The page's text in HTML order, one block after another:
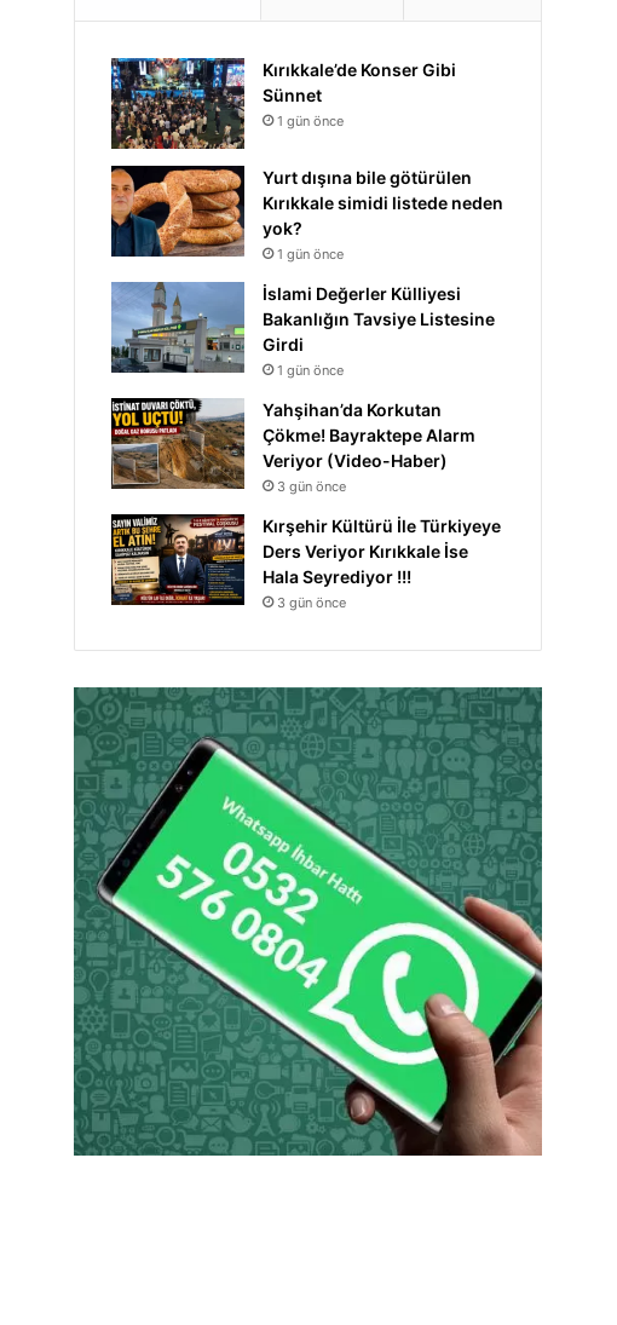
Kırıkkale’de Konser Gibi
Sünnet
1 gün önce
Yurt dışına bile götürülen
Kırıkkale simidi listede neden
yok?
1 gün önce
İslami Değerler Külliyesi
Bakanlığın Tavsiye Listesine
Girdi
1 gün önce
Yahşihan’da Korkutan
Çökme! Bayraktepe Alarm
Veriyor (Video-Haber)
3 gün önce
Kırşehir Kültürü İle Türkiyeye
Ders Veriyor Kırıkkale İse
Hala Seyrediyor !!!
3 gün önce